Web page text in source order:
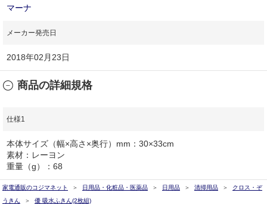
マーナ
メーカー発売日
2018年02月23日
商品の詳細規格
仕様1
本体サイズ（幅×高さ×奥行）mm：30×33cm
素材：レーヨン
重量（g）：68
家電通販のコジマネット 日用品・化粧品・医薬品 日用品 清掃用品
クロス・ぞ
うきん
優 吸水ふきん(2枚組)